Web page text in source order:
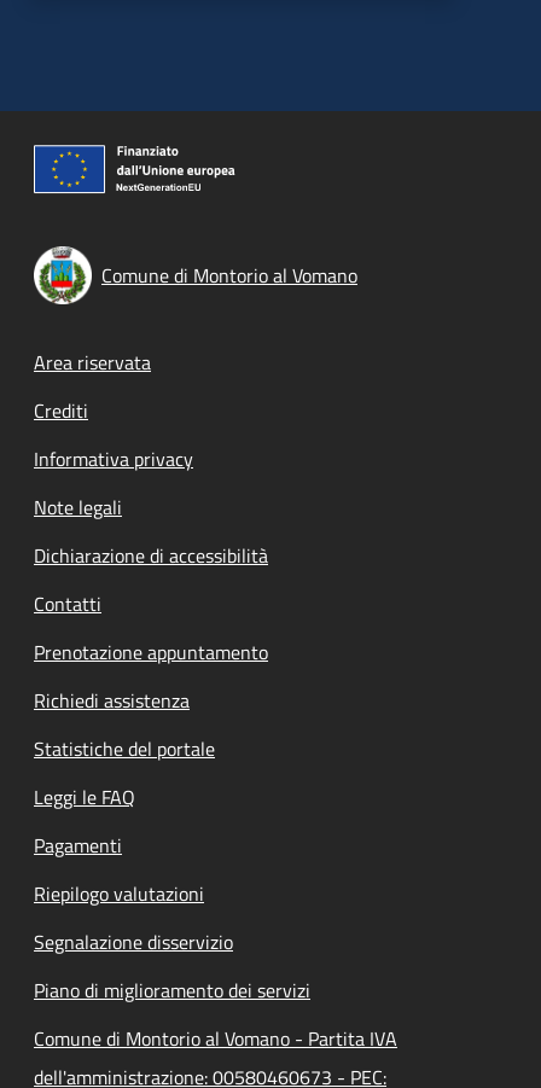
Comune di Montorio al Vomano
Footer menu
Area riservata
Crediti
Informativa privacy
Note legali
Dichiarazione di accessibilità
Contatti
Prenotazione appuntamento
Richiedi assistenza
Statistiche del portale
Leggi le FAQ
Pagamenti
Riepilogo valutazioni
Segnalazione disservizio
Piano di miglioramento dei servizi
Comune di Montorio al Vomano - Partita IVA
dell'amministrazione: 00580460673 - PEC: